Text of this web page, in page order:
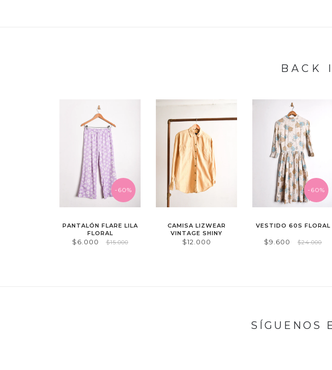
BACK
-60%
PANTALÓN FLARE LILA
FLORAL
$6.000 $15.000
CAMISA LIZWEAR
VINTAGE SHINY
$12.000
-60%
VESTIDO 60S FLORAL
$9.600 $24.000
SÍGUENOS